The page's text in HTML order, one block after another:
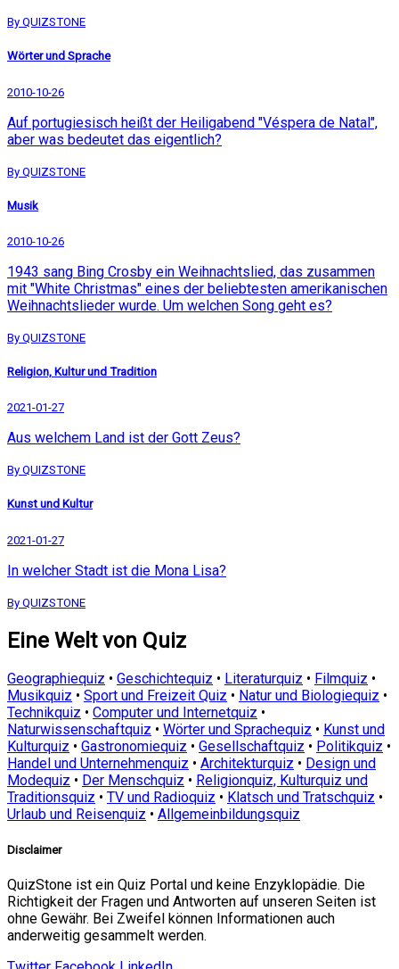
By QUIZSTONE
Wörter und Sprache
2010-10-26
Auf portugiesisch heißt der Heiligabend "Véspera de Natal",
aber was bedeutet das eigentlich?
By QUIZSTONE
Musik
2010-10-26
1943 sang Bing Crosby ein Weihnachtslied, das zusammen
mit "White Christmas" eines der beliebtesten amerikanischen
Weihnachtslieder wurde. Um welchen Song geht es?
By QUIZSTONE
Religion, Kultur und Tradition
2021-01-27
Aus welchem Land ist der Gott Zeus?
By QUIZSTONE
Kunst und Kultur
2021-01-27
In welcher Stadt ist die Mona Lisa?
By QUIZSTONE
Eine Welt von Quiz
Geographiequiz • Geschichtequiz • Literaturquiz • Filmquiz •
Musikquiz • Sport und Freizeit Quiz • Natur und Biologiequiz •
Technikquiz • Computer und Internetquiz •
Naturwissenschaftquiz • Wörter und Sprachequiz • Kunst und
Kulturquiz • Gastronomiequiz • Gesellschaftquiz • Politikquiz •
Handel und Unternehmenquiz • Architekturquiz • Design und
Modequiz • Der Menschquiz • Religionquiz, Kulturquiz und
Traditionsquiz • TV und Radioquiz • Klatsch und Tratschquiz •
Urlaub und Reisenquiz • Allgemeinbildungsquiz
Disclaimer
QuizStone ist ein Quiz Portal und keine Enzyklopädie. Die
Richtigkeit der Fragen und Antworten auf unseren Seiten ist
ohne Gewähr. Bei Zweifel können Informationen auch
anderweitig gesammelt werden.